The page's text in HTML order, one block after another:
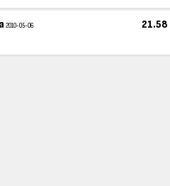
2010-05-06 21.58